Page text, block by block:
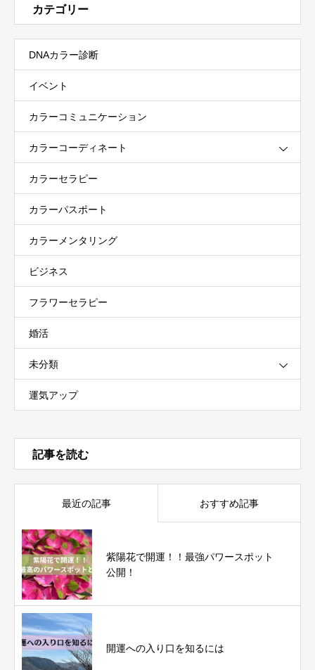
カテゴリー
DNAカラー診断
イベント
カラーコミュニケーション
カラーコーディネート
カラーセラピー
カラーパスポート
カラーメンタリング
ビジネス
フラワーセラピー
婚活
未分類
運気アップ
記事を読む
最近の記事 おすすめ記事
紫陽花で開運！！最強パワースポット
公開！
開運への入り口を知るには